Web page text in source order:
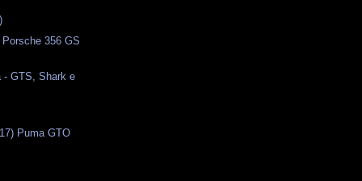
356 GS
- GTS, Shark e
Puma GTO